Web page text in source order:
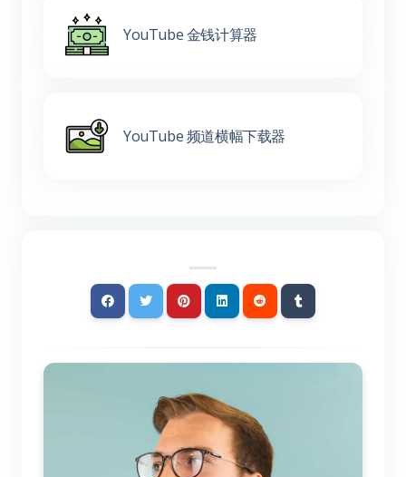
YouTube 金钱计算器
YouTube 频道横幅下载器